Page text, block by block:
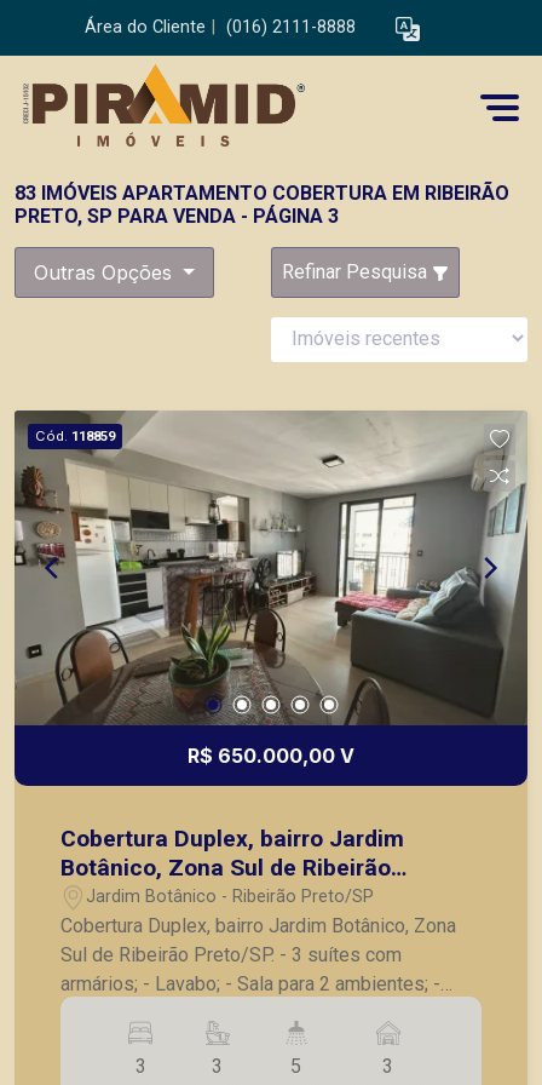
Área do Cliente (016) 2111-8888
83 IMÓVEIS APARTAMENTO COBERTURA EM RIBEIRÃO
PRETO, SP PARA VENDA - PÁGINA 3
Outras Opções Refinar Pesquisa
Cód. 118859
R$ 650.000,00 V
Cobertura Duplex, bairro Jardim
Botânico, Zona Sul de Ribeirão
Preto/SP.
Jardim Botânico - Ribeirão Preto/SP
Cobertura Duplex, bairro Jardim Botânico, Zona
Sul de Ribeirão Preto/SP. - 3 suítes com
armários; - Lavabo; - Sala para 2 ambientes; -
Cozinha planejada; - Varanda gourmet; - Cozinha
externa; - Banheiro externo; - Área de serviço; - 3
vagas de garagem. A Piramid tem como objetivo
3 3 5 3